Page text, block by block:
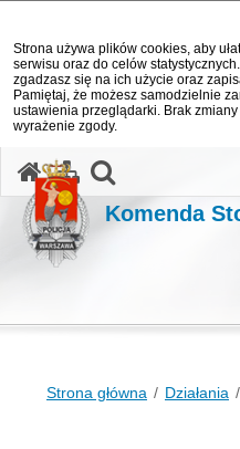
Strona używa plików cookies, aby
serwisu oraz do celów
zgadzasz się na ich użycie oraz
Pamiętaj, że możesz samodzielnie
ustawienia przeglądarki. Brak
wyrażenie zgody.
Komenda
Strona główna Działania